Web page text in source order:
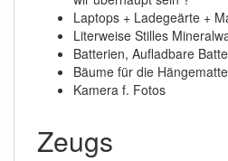
Laptops + Ladegeärte +
Literweise Stilles
Batterien, Aufladbare
Bäume für die
Kamera f. Fotos
Zeugs